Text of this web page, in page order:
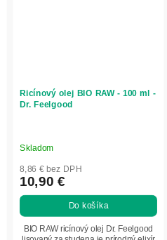
Ricínový olej BIO RAW - 100 ml -
Dr. Feelgood
Skladom
8,86 € bez DPH
10,90 €
Do košíka
BIO RAW ricínový olej Dr. Feelgood